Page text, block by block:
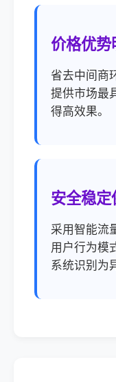
价格优势
省去中间商
提供市场最
得高效果。
安全稳定
采用智能流
用户行为模
系统识别为